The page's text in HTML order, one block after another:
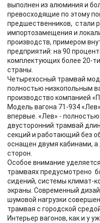
выполнен из алюминия и
превосходящие по этому
предшественников, стали
импортозамещения и
производств, примером
предприятий: на 90
комплектующих более 20-
страны.
Четырехосный трамвай
полностью низкопольным
производство компанией
Модель вагона 71-934
впервые. «Лев» -
двусторонний трамвай
секций и работающий без
оснащен двумя кабинами,
сторон.
Особое внимание
трамваях предусмотрено
сидений, системы климат-
экраны. Современный
шумовой нагрузки
трамвая с городской
Интерьер вагонов, как и у